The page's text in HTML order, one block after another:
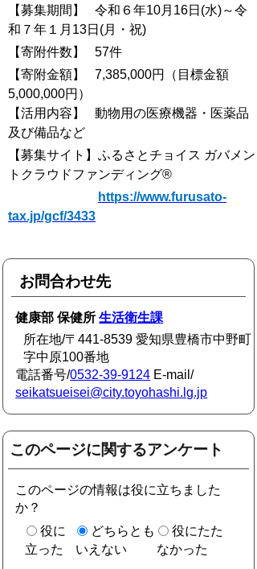
【募集期間】 令和６年10月16日(水)～令
和７年１月13日(月・祝)
【寄附件数】 57件
【寄附金額】 7,385,000円（目標金額
5,000,000円）
【活用内容】 動物用の医療機器・医薬品
及び備品など
【募集サイト】ふるさとチョイス ガバメン
トクラウドファンディング®
https://www.furusato-
tax.jp/gcf/3433
お問合わせ先
健康部 保健所生活衛生課
所在地/〒441-8539 愛知県豊橋市中野町
字中原100番地
電話番号/0532-39-9124 E-mail/
seikatsueisei@city.toyohashi.lg.jp
このページに関するアンケート
このページの情報は役に立ちました
か？
役に
立った
どちらとも
いえない
役にたた
なかった